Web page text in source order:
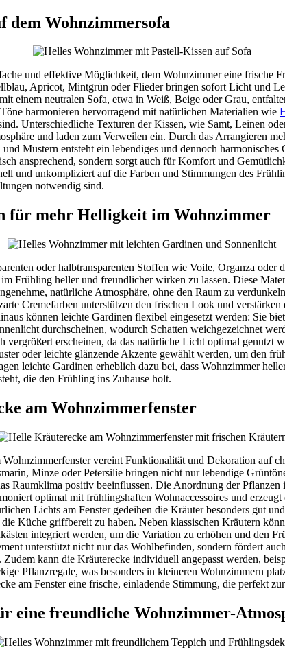
dem Wohnzimmersofa
und effektive Möglichkeit, dem Wohnzimmer eine frische
Apricot, Mintgrün oder Flieder bringen sofort Licht und
einem neutralen Sofa, etwa in Weiß, Beige oder Grau,
harmonieren hervorragend mit natürlichen Materialien wie
Unterschiedliche Texturen der Kissen, wie Samt, Leinen
und laden zum Verweilen ein. Durch das Arrangieren
Mustern entsteht ein lebendiges und dennoch harmonisches
ansprechend, sondern sorgt auch für Komfort und
und unkompliziert auf die Farben und Stimmungen des
notwendig sind.
für mehr Helligkeit im Wohnzimmer
oder halbtransparenten Stoffen wie Voile, Organza oder
Frühling heller und freundlicher wirken zu lassen. Diese
natürliche Atmosphäre, ohne den Raum zu
Cremefarben unterstützen den frischen Look und
können leichte Gardinen flexibel eingesetzt werden: Sie
durchscheinen, wodurch Schatten weichgezeichnet
vergrößert erscheinen, da das natürliche Licht optimal genutzt
oder leichte glänzende Akzente gewählt werden, um den
leichte Gardinen erheblich dazu bei, dass Wohnzimmer
die den Frühling ins Zuhause holt.
am Wohnzimmerfenster
vereint Funktionalität und Dekoration auf
Minze oder Petersilie bringen nicht nur lebendige
Raumklima positiv beeinflussen. Die Anordnung der Pflanzen
optimal mit frühlingshaften Wohnaccessoires und
Lichts am Fenster gedeihen die Kräuter besonders gut
Küche griffbereit zu haben. Neben klassischen Kräutern
integriert werden, um die Variation zu erhöhen und den
unterstützt nicht nur das Wohlbefinden, sondern fördert
kann die Kräuterecke individuell angepasst werden,
Pflanzregale, was besonders in kleineren Wohnzimmern
am Fenster eine frische, einladende Stimmung, die perfekt
eine freundliche Wohnzimmer-